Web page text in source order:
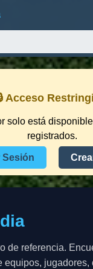
Acceso
solo está
registrados.
Sesión
de referencia.
equipos, jugadores,